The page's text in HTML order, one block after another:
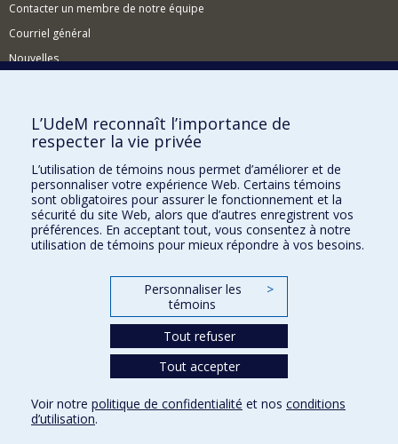
Contacter un membre de notre équipe
Courriel général
Nouvelles
Comment soutenir le CÉRIUM?
BESOIN D'AIDE?
Plan du site
Signaler une erreur
Accessibilité
FACULTÉ DES ARTS ET DES SCIENCES
Nos départements et écoles
Conditions d’utilisation
L’UdeM reconnaît l’importance de
respecter la vie privée
L’utilisation de témoins nous permet d’améliorer et de
personnaliser votre expérience Web. Certains témoins
sont obligatoires pour assurer le fonctionnement et la
sécurité du site Web, alors que d’autres enregistrent vos
préférences. En acceptant tout, vous consentez à notre
utilisation de témoins pour mieux répondre à vos besoins.
Personnaliser les
témoins
>
Tout refuser
Tout accepter
Voir notre politique de confidentialité et nos conditions
d’utilisation.